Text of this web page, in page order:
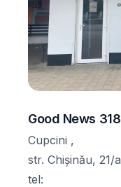
Good News 318
Cupcini ,
str. Chișinău, 21/a
tel: